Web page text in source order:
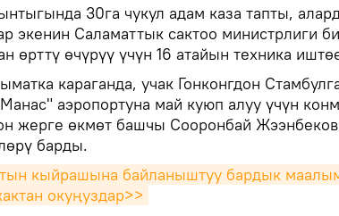
30га чукул адам каза тапты,
экенин Саламаттык сактоо министрлиги
өрттү өчүрүү үчүн 16 атайын техника
караганда, учак Гонконгдон
аэропортуна май куюп алуу үчүн
жерге өкмөт башчы Сооронбай
барды.
кыйрашына байланыштуу бардык
окуңуздар>>